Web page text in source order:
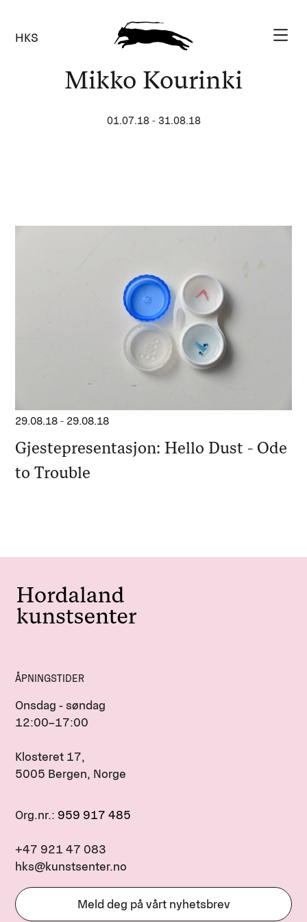
HKS
Mikko Kourinki
01.07.18- 31.08.18
29.08.18 - 29.08.18
Gjestepresentasjon: Hello Dust - Ode
to Trouble
ÅPNINGSTIDER
Onsdag - søndag
12:00–17:00
Klosteret 17,
5005 Bergen, Norge
Org.nr.: 959 917 485
+47 921 47 083
hks@kunstsenter.no
Meld deg på vårt nyhetsbrev